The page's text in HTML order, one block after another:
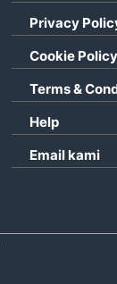
Privacy
Cookie Policy
Terms &
Help
Email kami